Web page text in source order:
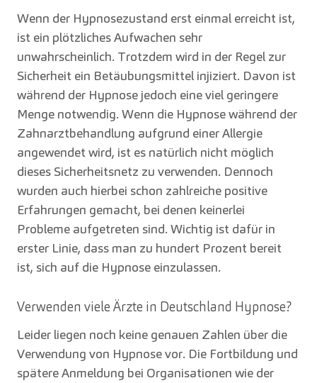
Wenn der Hypnosezustand erst einmal erreicht ist,
ist ein plötzliches Aufwachen sehr
unwahrscheinlich. Trotzdem wird in der Regel zur
Sicherheit ein Betäubungsmittel injiziert. Davon ist
während der Hypnose jedoch eine viel geringere
Menge notwendig. Wenn die Hypnose während der
Zahnarztbehandlung aufgrund einer Allergie
angewendet wird, ist es natürlich nicht möglich
dieses Sicherheitsnetz zu verwenden. Dennoch
wurden auch hierbei schon zahlreiche positive
Erfahrungen gemacht, bei denen keinerlei
Probleme aufgetreten sind. Wichtig ist dafür in
erster Linie, dass man zu hundert Prozent bereit
ist, sich auf die Hypnose einzulassen.
Verwenden viele Ärzte in Deutschland Hypnose?
Leider liegen noch keine genauen Zahlen über die
Verwendung von Hypnose vor. Die Fortbildung und
spätere Anmeldung bei Organisationen wie der